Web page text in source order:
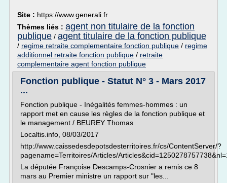
Site : https://www.generali.fr
Thèmes liés : agent non titulaire de la fonction
publique / agent titulaire de la fonction publique
/ regime retraite complementaire fonction publique / regime
additionnel retraite fonction publique / retraite
complementaire agent fonction publique
Fonction publique - Statut N° 3 - Mars 2017
...
Fonction publique - Inégalités femmes-hommes : un
rapport met en cause les règles de la fonction publique et
le management / BEUREY Thomas
Localtis.info, 08/03/2017
http://www.caissedesdepotsdesterritoires.fr/cs/ContentServer/?
pagename=Territoires/Articles/
La députée Françoise Descamps-Crosnier a remis ce 8
mars au Premier ministre un rapport sur "les...